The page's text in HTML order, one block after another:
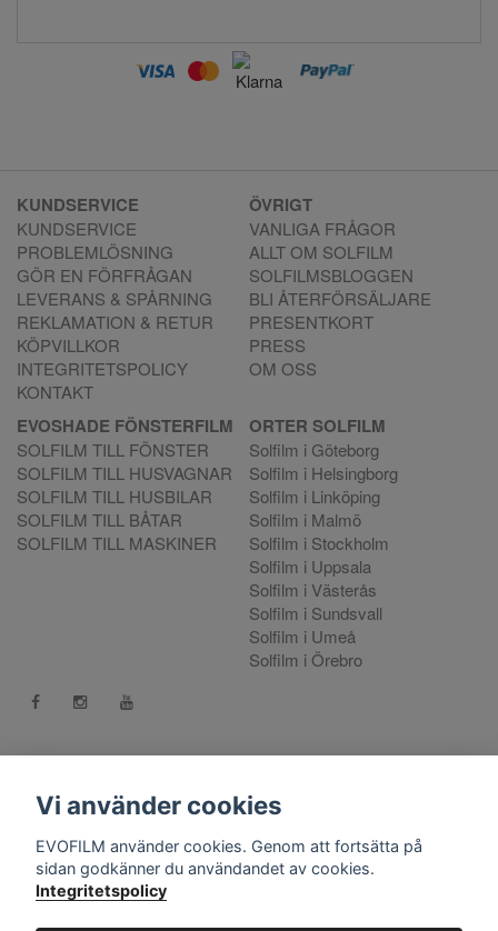
KUNDSERVICE
KUNDSERVICE
PROBLEMLÖSNING
GÖR EN FÖRFRÅGAN
LEVERANS & SPÅRNING
REKLAMATION & RETUR
KÖPVILLKOR
INTEGRITETSPOLICY
KONTAKT
ÖVRIGT
VANLIGA FRÅGOR
ALLT OM SOLFILM
SOLFILMSBLOGGEN
BLI ÅTERFÖRSÄLJARE
PRESENTKORT
PRESS
OM OSS
EVOSHADE FÖNSTERFILM
SOLFILM TILL FÖNSTER
SOLFILM TILL HUSVAGNAR
SOLFILM TILL HUSBILAR
SOLFILM TILL BÅTAR
SOLFILM TILL MASKINER
ORTER SOLFILM
Solfilm i Göteborg
Solfilm i Helsingborg
Solfilm i Linköping
Solfilm i Malmö
Solfilm i Stockholm
Solfilm i Uppsala
Solfilm i Västerås
Solfilm i Sundsvall
Solfilm i Umeå
Solfilm i Örebro
Kontakt:mejla oss. Vill du göra en reklamation använd vår
28 Helsingborg.
© Copyright 2026 EVOFILM Sverige. EVOFILM® EVOGEL®
and EVOBRITE® are registered trademarks. All violations of our
Vi använder cookies
EVOFILM använder cookies. Genom att fortsätta på
sidan godkänner du användandet av cookies.
Integritetspolicy